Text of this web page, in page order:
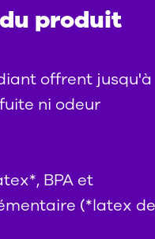
produit
offrent jusqu'à
ni odeur
BPA et
(*latex de